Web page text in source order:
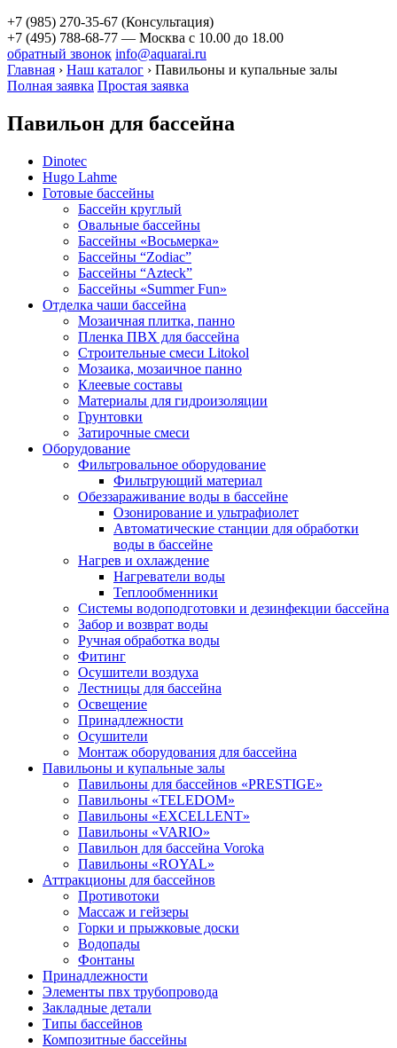
+7 (985) 270-35-67 (Консультация)
+7 (495) 788-68-77 — Москва с 10.00 до 18.00
обратный звонок info@aquarai.ru
Главная › Наш каталог › Павильоны и купальные залы
Полная заявка Простая заявка
Павильон для бассейна
Dinotec
Hugo Lahme
Готовые бассейны
Бассейн круглый
Овальные бассейны
Бассейны «Восьмерка»
Бассейны “Zodiac”
Бассейны “Azteck”
Бассейны «Summer Fun»
Отделка чаши бассейна
Мозаичная плитка, панно
Пленка ПВХ для бассейна
Строительные смеси Litokol
Мозаика, мозаичное панно
Клеевые составы
Материалы для гидроизоляции
Грунтовки
Затирочные смеси
Оборудование
Фильтровальное оборудование
Фильтрующий материал
Обеззараживание воды в бассейне
Озонирование и ультрафиолет
Автоматические станции для обработки
воды в бассейне
Нагрев и охлаждение
Нагреватели воды
Теплообменники
Системы водоподготовки и дезинфекции бассейна
Забор и возврат воды
Ручная обработка воды
Фитинг
Осушители воздуха
Лестницы для бассейна
Освещение
Принадлежности
Осушители
Монтаж оборудования для бассейна
Павильоны и купальные залы
Павильоны для бассейнов «PRESTIGE»
Павильоны «TELEDOM»
Павильоны «EXCELLENT»
Павильоны «VARIO»
Павильон для бассейна Voroka
Павильоны «ROYAL»
Аттракционы для бассейнов
Противотоки
Массаж и гейзеры
Горки и прыжковые доски
Водопады
Фонтаны
Принадлежности
Элементы пвх трубопровода
Закладные детали
Типы бассейнов
Композитные бассейны